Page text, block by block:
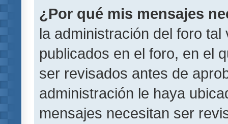
¿Por qué mis mensajes
la administración del foro
publicados en el foro, en el
ser revisados antes de
administración le haya
mensajes necesitan ser